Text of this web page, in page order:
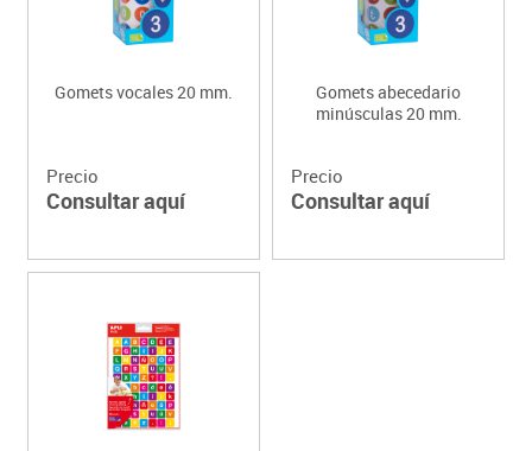
Gomets vocales 20 mm.
Precio
Consultar aquí
Gomets abecedario
minúsculas 20 mm.
Precio
Consultar aquí